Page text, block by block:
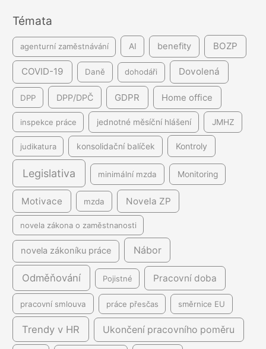
íTémata
agenturní zaměstnávání AI benefity BOZP
COVID-19 Daně dohodáři Dovolená
DPP DPP/DPČ GDPR Home office
inspekce práce jednotné měsíční hlášení JMHZ
judikatura konsolidační balíček Kontroly
Legislativa minimální mzda Monitoring
Motivace mzda Novela ZP
novela zákona o zaměstnanosti
novela zákoníku práce Nábor
Odměňování Pojistné Pracovní doba
pracovní smlouva práce přesčas směrnice EU
Trendy v HR Ukončení pracovního poměru